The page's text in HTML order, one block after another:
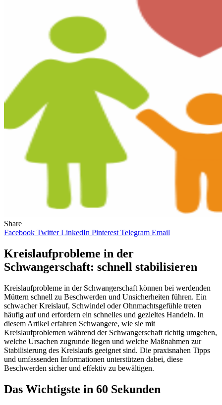
Share
Facebook Twitter LinkedIn Pinterest Telegram Email
Kreislaufprobleme in der
Schwangerschaft: schnell stabilisieren
Kreislaufprobleme in der Schwangerschaft können bei werdenden
Müttern schnell zu Beschwerden und Unsicherheiten führen. Ein
schwacher Kreislauf, Schwindel oder Ohnmachtsgefühle treten
häufig auf und erfordern ein schnelles und gezieltes Handeln. In
diesem Artikel erfahren Schwangere, wie sie mit
Kreislaufproblemen während der Schwangerschaft richtig umgehen,
welche Ursachen zugrunde liegen und welche Maßnahmen zur
Stabilisierung des Kreislaufs geeignet sind. Die praxisnahen Tipps
und umfassenden Informationen unterstützen dabei, diese
Beschwerden sicher und effektiv zu bewältigen.
Das Wichtigste in 60 Sekunden